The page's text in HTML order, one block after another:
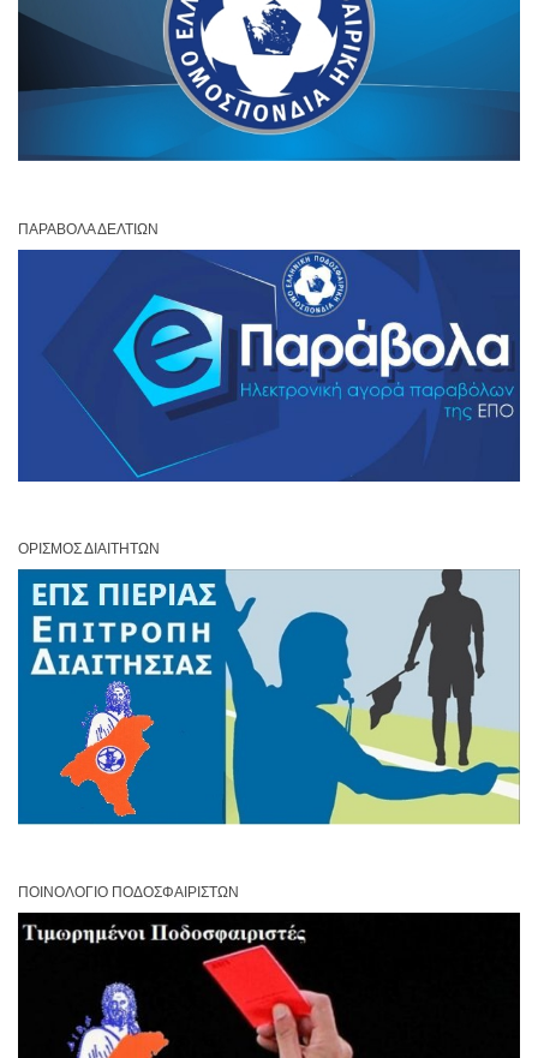
ΠΑΡΆΒΟΛΑ ΔΕΛΤΊΩΝ
ΟΡΙΣΜΌΣ ΔΙΑΙΤΗΤΏΝ
ΠΟΙΝΟΛΌΓΙΟ ΠΟΔΟΣΦΑΙΡΙΣΤΏΝ